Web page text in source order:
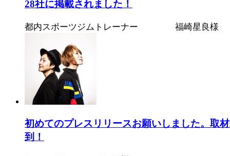
28社に掲載されました！
都内スポーツジムトレーナー 福崎星良様
初めてのプレスリリースお願いしました。取
到！